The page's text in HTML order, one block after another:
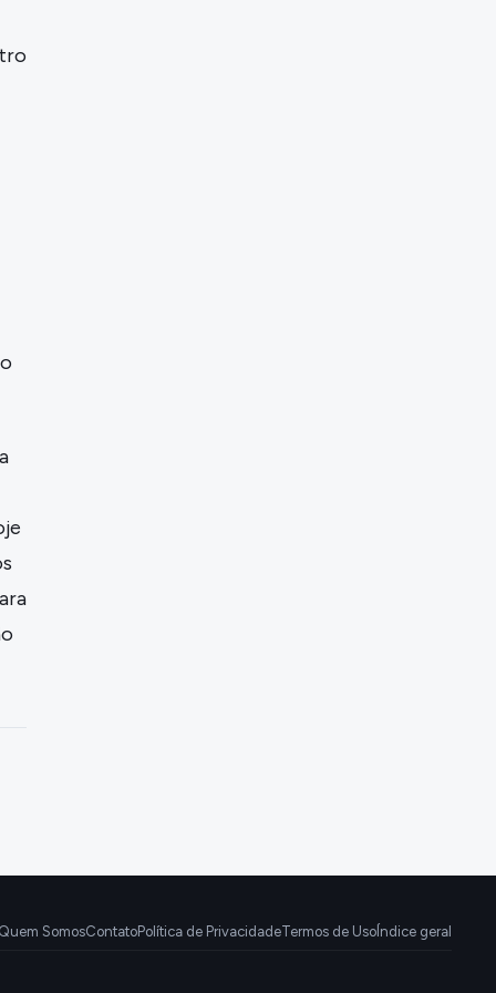
Quem SomosContatoPolítica de PrivacidadeTermos de Uso Índice geral